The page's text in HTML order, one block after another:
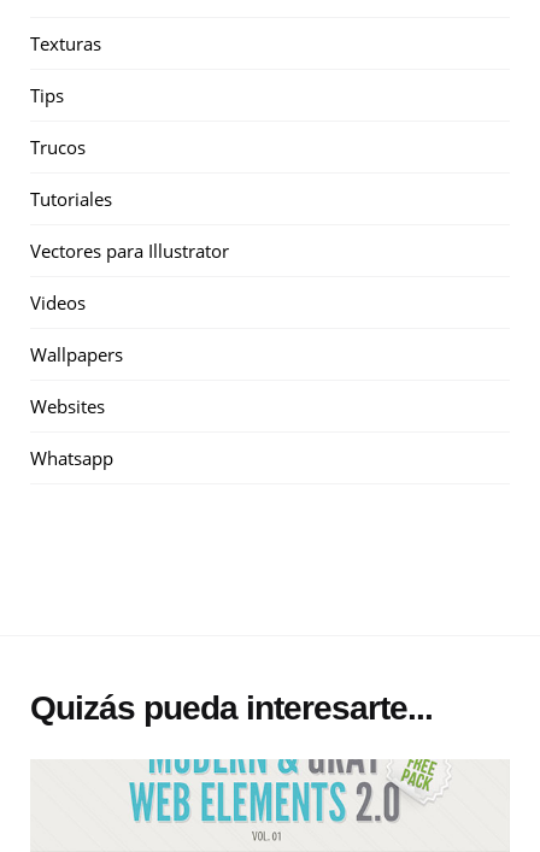
Texturas
Tips
Trucos
Tutoriales
Vectores para Illustrator
Videos
Wallpapers
Websites
Whatsapp
Quizás pueda interesarte...